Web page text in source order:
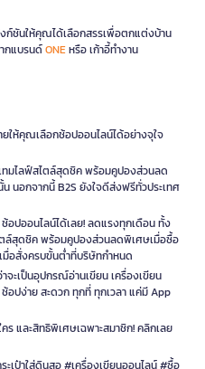
ก์ชันให้คุณได้เลือกสรรเพื่อตกแต่งบ้าน
กแบรนด์ONEหรือ เก้าอี้ทำงาน
ให้คุณเลือกช้อปออนไลน์ได้อย่างจุใจ
ทมไลฟ์สไตล์สุดชิค พร้อมคูปองส่วนลด
นอกจากนี้ B2S ยังใจดีส่งฟรีทั่วประเทศ
อปออนไลน์ได้เลย! ลดแรงทุกเดือน ทั้ง
ล์สุดชิค พร้อมคูปองส่วนลดพิเศษเมื่อซื้อ
มื่อสั่งครบขั้นต่ำที่บริษัทกำหนด
จะเป็นอุปกรณ์อ่านเขียน เครื่องเขียน
อปง่าย สะดวก ทุกที่ ทุกเวลา แค่มี App
ร และสิทธิพิเศษเฉพาะสมาชิก! คลิกเลย
เป๋าใส่ดินสอ #เครื่องเขียนออนไลน์ #ซื้อ